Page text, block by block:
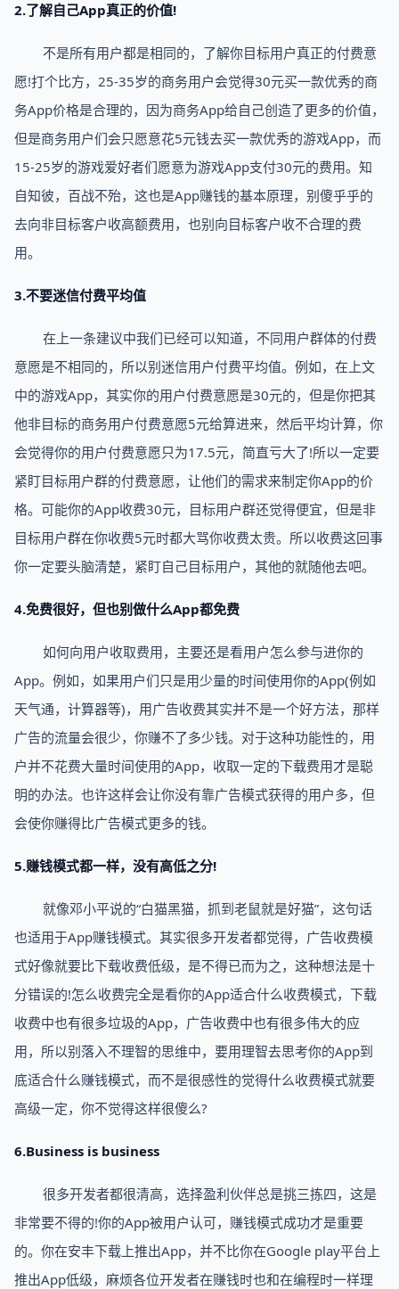
2.了解自己App真正的价值!
不是所有用户都是相同的，了解你目标用户真正的付费意
愿!打个比方，25-35岁的商务用户会觉得30元买一款优秀的商
务App价格是合理的，因为商务App给自己创造了更多的价值，
但是商务用户们会只愿意花5元钱去买一款优秀的游戏App，而
15-25岁的游戏爱好者们愿意为游戏App支付30元的费用。知
自知彼，百战不殆，这也是App赚钱的基本原理，别傻乎乎的
去向非目标客户收高额费用，也别向目标客户收不合理的费
用。
3.不要迷信付费平均值
在上一条建议中我们已经可以知道，不同用户群体的付费
意愿是不相同的，所以别迷信用户付费平均值。例如，在上文
中的游戏App，其实你的用户付费意愿是30元的，但是你把其
他非目标的商务用户付费意愿5元给算进来，然后平均计算，你
会觉得你的用户付费意愿只为17.5元，简直亏大了!所以一定要
紧盯目标用户群的付费意愿，让他们的需求来制定你App的价
格。可能你的App收费30元，目标用户群还觉得便宜，但是非
目标用户群在你收费5元时都大骂你收费太贵。所以收费这回事
你一定要头脑清楚，紧盯自己目标用户，其他的就随他去吧。
4.免费很好，但也别做什么App都免费
如何向用户收取费用，主要还是看用户怎么参与进你的
App。例如，如果用户们只是用少量的时间使用你的App(例如
天气通，计算器等)，用广告收费其实并不是一个好方法，那样
广告的流量会很少，你赚不了多少钱。对于这种功能性的，用
户并不花费大量时间使用的App，收取一定的下载费用才是聪
明的办法。也许这样会让你没有靠广告模式获得的用户多，但
会使你赚得比广告模式更多的钱。
5.赚钱模式都一样，没有高低之分!
就像邓小平说的“白猫黑猫，抓到老鼠就是好猫”，这句话
也适用于App赚钱模式。其实很多开发者都觉得，广告收费模
式好像就要比下载收费低级，是不得已而为之，这种想法是十
分错误的!怎么收费完全是看你的App适合什么收费模式，下载
收费中也有很多垃圾的App，广告收费中也有很多伟大的应
用，所以别落入不理智的思维中，要用理智去思考你的App到
底适合什么赚钱模式，而不是很感性的觉得什么收费模式就要
高级一定，你不觉得这样很傻么?
6.Business is business
很多开发者都很清高，选择盈利伙伴总是挑三拣四，这是
非常要不得的!你的App被用户认可，赚钱模式成功才是重要
的。你在安丰下载上推出App，并不比你在Google play平台上
推出App低级，麻烦各位开发者在赚钱时也和在编程时一样理